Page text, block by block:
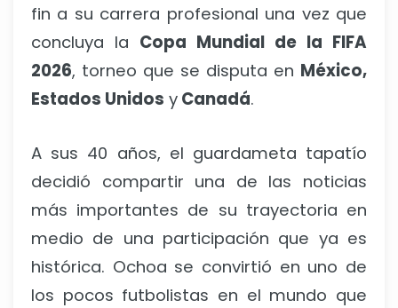
fin a su carrera profesional una vez que
concluya la Copa Mundial de la FIFA
2026, torneo que se disputa en México,
Estados Unidos y Canadá.
A sus 40 años, el guardameta tapatío
decidió compartir una de las noticias
más importantes de su trayectoria en
medio de una participación que ya es
histórica. Ochoa se convirtió en uno de
los pocos futbolistas en el mundo que